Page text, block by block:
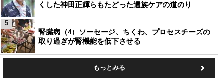
くした神田正輝らもたどった遺族ケアの道のり
腎臓病（4）ソーセージ、ちくわ、プロセスチーズの
取り過ぎが腎機能を低下させる
5
もっとみる